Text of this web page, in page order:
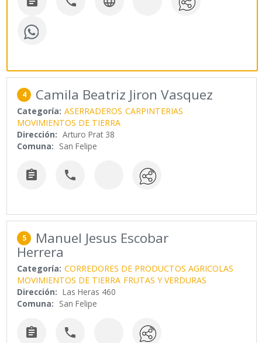
4 Camila Beatriz Jiron Vasquez
Categoría: ASERRADEROS CARPINTERIAS
MOVIMIENTOS DE TIERRA
Dirección: Arturo Prat 38
Comuna: San Felipe
 
5 Manuel Jesus Escobar
Herrera
Categoría: CORREDORES DE PRODUCTOS AGRICOLAS
MOVIMIENTOS DE TIERRA FRUTAS Y VERDURAS
Dirección: Las Heras 460
Comuna: San Felipe
 